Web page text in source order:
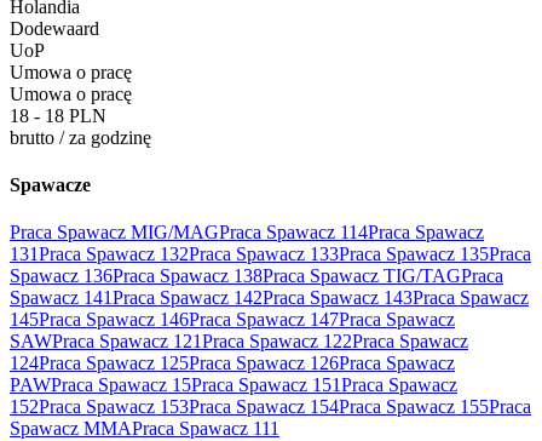
Holandia
Dodewaard
UoP
Umowa o pracę
Umowa o pracę
18 - 18 PLN
brutto /za godzinę
Spawacze
Praca Spawacz MIG/MAGPraca Spawacz 114Praca Spawacz
131Praca Spawacz 132Praca Spawacz 133Praca Spawacz 135Praca
Spawacz 136Praca Spawacz 138Praca Spawacz TIG/TAGPraca
Spawacz 141Praca Spawacz 142Praca Spawacz 143Praca Spawacz
145Praca Spawacz 146Praca Spawacz 147Praca Spawacz
SAWPraca Spawacz 121Praca Spawacz 122Praca Spawacz
124Praca Spawacz 125Praca Spawacz 126Praca Spawacz
PAWPraca Spawacz 15Praca Spawacz 151Praca Spawacz
152Praca Spawacz 153Praca Spawacz 154Praca Spawacz 155Praca
Spawacz MMAPraca Spawacz 111